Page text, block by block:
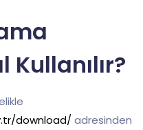
Kullanılır?
download/ adresinden